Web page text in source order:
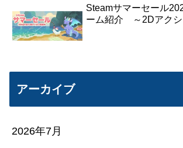
Steamサマーセール
ーム紹介 ～2Dアクシ
アーカイブ
2026年7月